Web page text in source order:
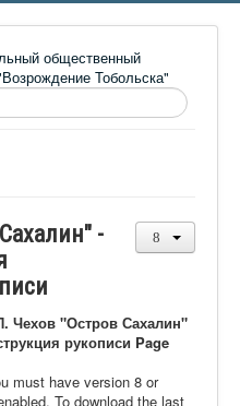
-
Чехов "Остров Сахалин"
рукописи Page
must have version 8 or
To download the last